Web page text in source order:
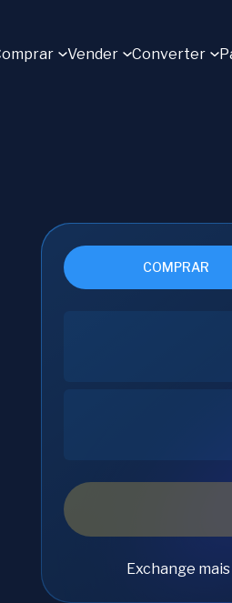
Vender Converter
COMPRAR
Exchange